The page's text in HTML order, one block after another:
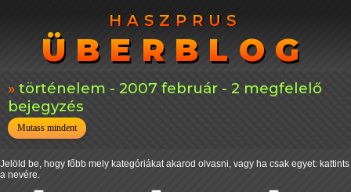
HASZPRUS
ÜBERBLOG
HASZPRUS
ÜBERBLOG
történelem - 2007 február - 2 megfelelő
bejegyzés
Mutass mindent
Jelöld be, hogy főbb mely kategóriákat akarod olvasni, vagy ha csak egyet: kattints
a nevére.